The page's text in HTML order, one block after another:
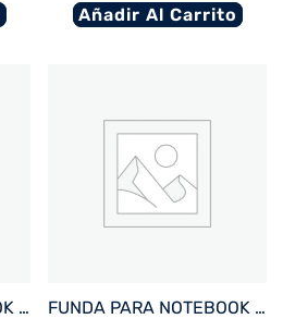
Añadir Al Carrito
FUNDA PARA NOTEBOOK FTX SEDA-BD 15.6″ BORDO FUNDA PARA NOTEBOOK FTX SEDA-CR 15.6″ CREMA